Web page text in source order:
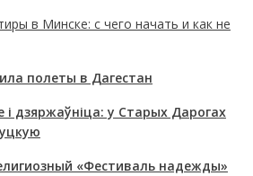
в Минске: с чего начать и как не
полеты в Дагестан
і дзяржаўніца: у Старых Дарогах
«Фестиваль надежды»